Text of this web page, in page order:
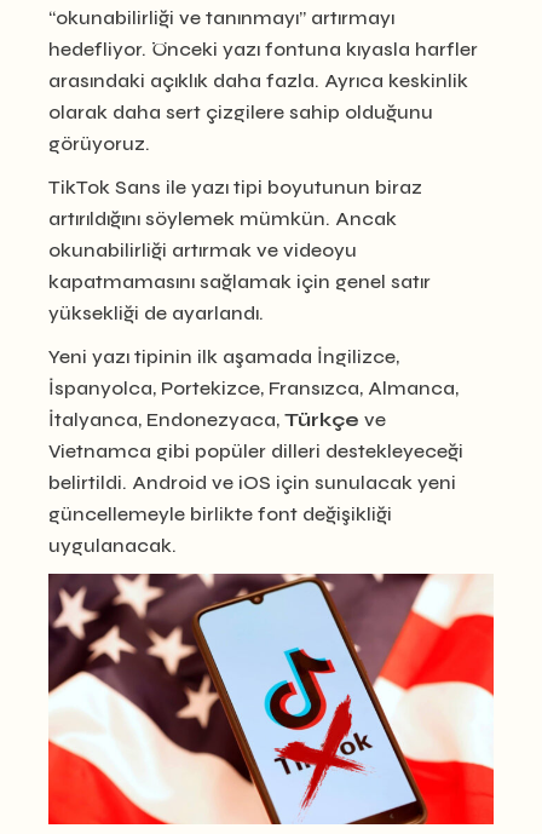
“okunabilirliği ve tanınmayı” artırmayı
hedefliyor. Önceki yazı fontuna kıyasla harfler
arasındaki açıklık daha fazla. Ayrıca keskinlik
olarak daha sert çizgilere sahip olduğunu
görüyoruz.
TikTok Sans ile yazı tipi boyutunun biraz
artırıldığını söylemek mümkün. Ancak
okunabilirliği artırmak ve videoyu
kapatmamasını sağlamak için genel satır
yüksekliği de ayarlandı.
Yeni yazı tipinin ilk aşamada İngilizce,
İspanyolca, Portekizce, Fransızca, Almanca,
İtalyanca, Endonezyaca,Türkçeve
Vietnamca gibi popüler dilleri destekleyeceği
belirtildi. Android ve iOS için sunulacak yeni
güncellemeyle birlikte font değişikliği
uygulanacak.